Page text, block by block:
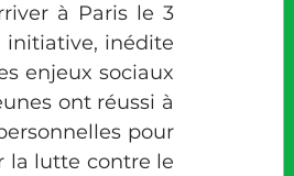
à Paris le 3
initiative, inédite
enjeux sociaux
ont réussi à
pour
la lutte contre le